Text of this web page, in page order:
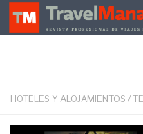
Debajo del contenido
HOTELES Y ALOJAMIENTOS /